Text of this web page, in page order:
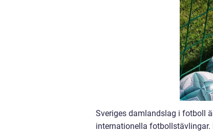
Sveriges damlandslag i fotboll
internationella fotbollstävlingar.